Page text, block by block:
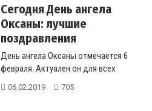
Сегодня День ангела
Оксаны: лучшие
поздравления
День ангела Оксаны отмечается 6
февраля. Актуален он для всех
девушек и женщин с данным именем....
06.02.2019 705